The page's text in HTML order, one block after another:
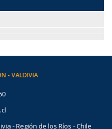
- VALDIVIA
- Región de los Ríos - Chile